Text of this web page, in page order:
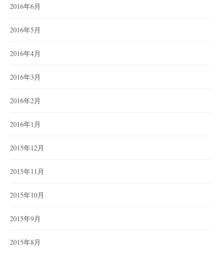
2016年6月
2016年5月
2016年4月
2016年3月
2016年2月
2016年1月
2015年12月
2015年11月
2015年10月
2015年9月
2015年8月